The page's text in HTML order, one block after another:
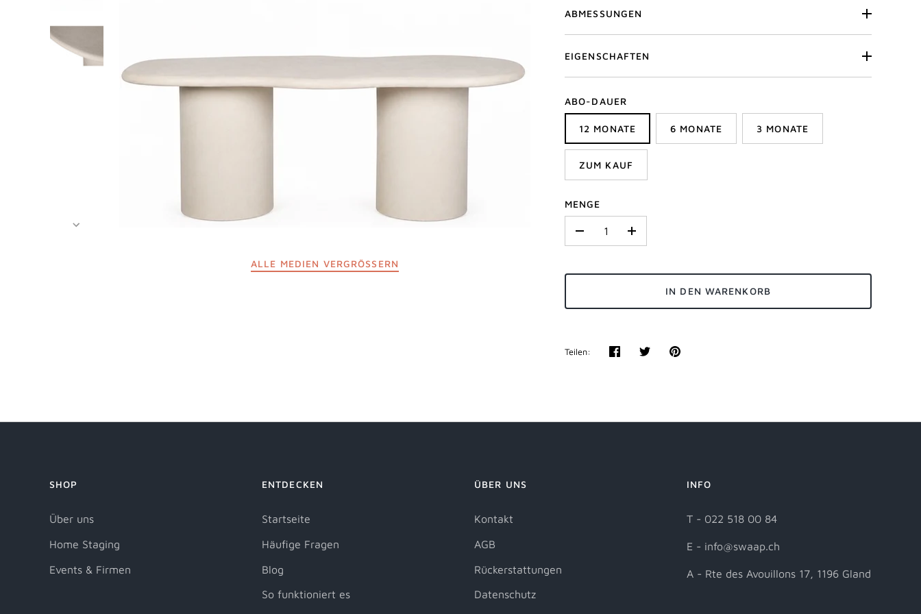
ALLE MEDIEN VERGRÖSSERN
ABMESSUNGEN
EIGENSCHAFTEN
ABO-DAUER
12 MONATE 6 MONATE 3 MONATE
ZUM KAUF
MENGE
+
IN DEN WARENKORB
Teilen:
TeilenTwitternPinnen
SHOP
Über uns
Home Staging
Events & Firmen
ENTDECKEN
Startseite
Häufige Fragen
Blog
So funktioniert es
ÜBER UNS
Kontakt
AGB
Rückerstattungen
Datenschutz
INFO
T - 022 518 00 84
E - info@swaap.ch
A - Rte des Avouillons 17, 1196 Gland